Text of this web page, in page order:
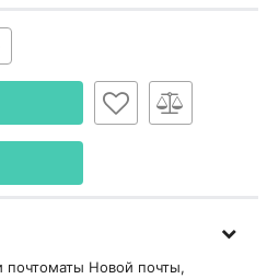
почтоматы Новой почты,